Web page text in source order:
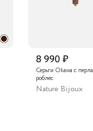
8 990 ₽
Серьги Okawa с
роблес
Nature Bijoux